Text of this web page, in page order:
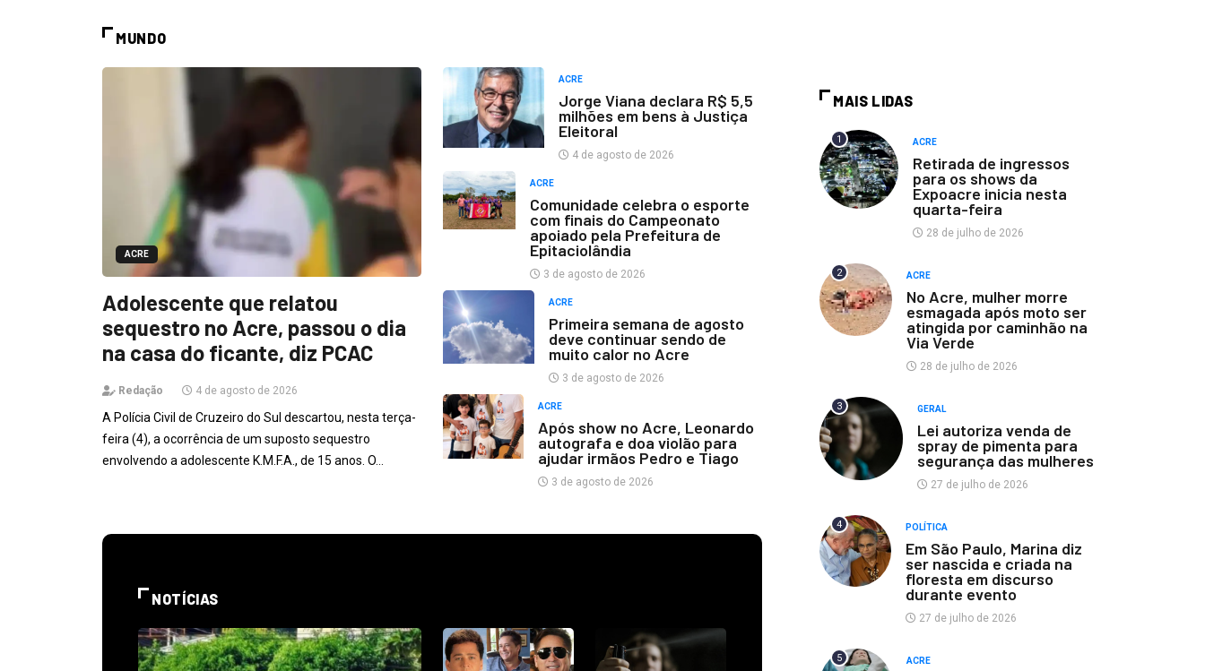
MUNDO
ACRE
Adolescente que relatou
sequestro no Acre, passou o dia
na casa do ficante, diz PCAC
Redação 4 de agosto de 2026
A Polícia Civil de Cruzeiro do Sul descartou, nesta terça-
feira (4), a ocorrência de um suposto sequestro
envolvendo a adolescente K.M.F.A., de 15 anos. O…
ACRE
Jorge Viana declara R$ 5,5
milhões em bens à Justiça
Eleitoral
4 de agosto de 2026
ACRE
Comunidade celebra o esporte
com finais do Campeonato
apoiado pela Prefeitura de
Epitaciolândia
3 de agosto de 2026
ACRE
Primeira semana de agosto
deve continuar sendo de
muito calor no Acre
3 de agosto de 2026
ACRE
Após show no Acre, Leonardo
autografa e doa violão para
ajudar irmãos Pedro e Tiago
3 de agosto de 2026
NOTÍCIAS
MAIS LIDAS
1 ACRE
Retirada de ingressos
para os shows da
Expoacre inicia nesta
quarta-feira
28 de julho de 2026
2 ACRE
No Acre, mulher morre
esmagada após moto ser
atingida por caminhão na
Via Verde
28 de julho de 2026
3 GERAL
Lei autoriza venda de
spray de pimenta para
segurança das mulheres
27 de julho de 2026
4 POLÍTICA
Em São Paulo, Marina diz
ser nascida e criada na
floresta em discurso
durante evento
27 de julho de 2026
5 ACRE